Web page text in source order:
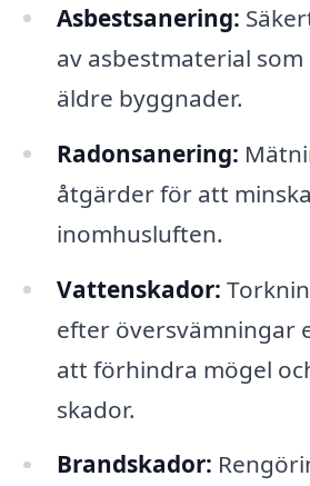
Asbestsanering:
av asbestmaterial
äldre byggnader.
Radonsanering:
åtgärder för att
inomhusluften.
Vattenskador:
efter översvämningar
att förhindra mögel
skador.
Brandskador: